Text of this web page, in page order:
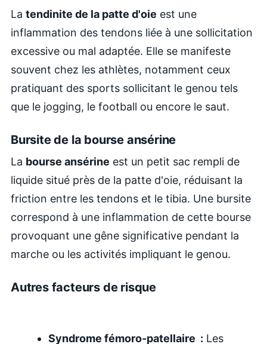
La tendinite de la patte d'oie est une
inflammation des tendons liée à une sollicitation
excessive ou mal adaptée. Elle se manifeste
souvent chez les athlètes, notamment ceux
pratiquant des sports sollicitant le genou tels
que le jogging, le football ou encore le saut.
Bursite de la bourse ansérine
La bourse ansérine est un petit sac rempli de
liquide situé près de la patte d'oie, réduisant la
friction entre les tendons et le tibia. Une bursite
correspond à une inflammation de cette bourse
provoquant une gêne significative pendant la
marche ou les activités impliquant le genou.
Autres facteurs de risque
Syndrome fémoro-patellaire : Les